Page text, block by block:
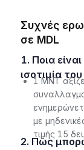
Συχνές
σε MDL
1. Ποια είναι η τρέχουσα συναλλαγματική
ισοτιμία
1 MNT
με
τιμής 15
2. Πώς μπορώ να μετατρέψω MNT σε MDL